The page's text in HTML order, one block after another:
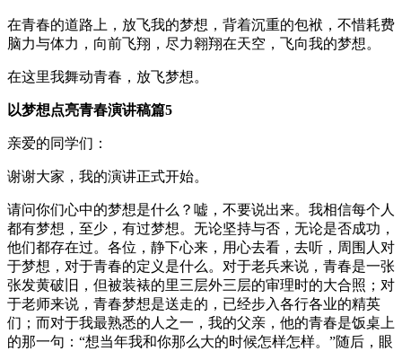
在青春的道路上，放飞我的梦想，背着沉重的包袱，不惜耗费
脑力与体力，向前飞翔，尽力翱翔在天空，飞向我的梦想。
在这里我舞动青春，放飞梦想。
以梦想点亮青春演讲稿篇5
亲爱的同学们：
谢谢大家，我的演讲正式开始。
请问你们心中的梦想是什么？嘘，不要说出来。我相信每个人
都有梦想，至少，有过梦想。无论坚持与否，无论是否成功，
他们都存在过。各位，静下心来，用心去看，去听，周围人对
于梦想，对于青春的定义是什么。对于老兵来说，青春是一张
张发黄破旧，但被装裱的里三层外三层的审理时的大合照；对
于老师来说，青春梦想是送走的，已经步入各行各业的精英
们；而对于我最熟悉的人之一，我的父亲，他的青春是饭桌上
的那一句：“想当年我和你那么大的时候怎样怎样。”随后，眼